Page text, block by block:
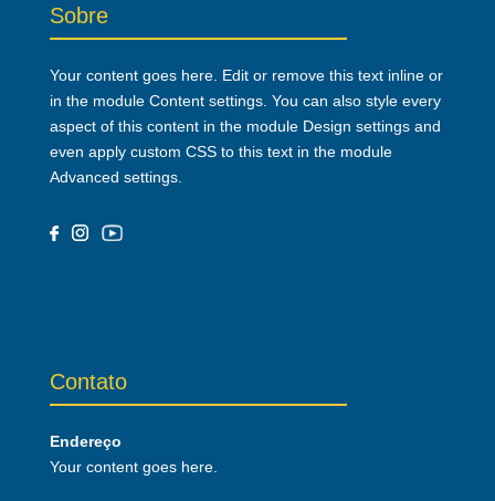
Sobre
Your content goes here. Edit or remove this text inline or
in the module Content settings. You can also style every
aspect of this content in the module Design settings and
even apply custom CSS to this text in the module
Advanced settings.
Contato
Endereço
Your content goes here.